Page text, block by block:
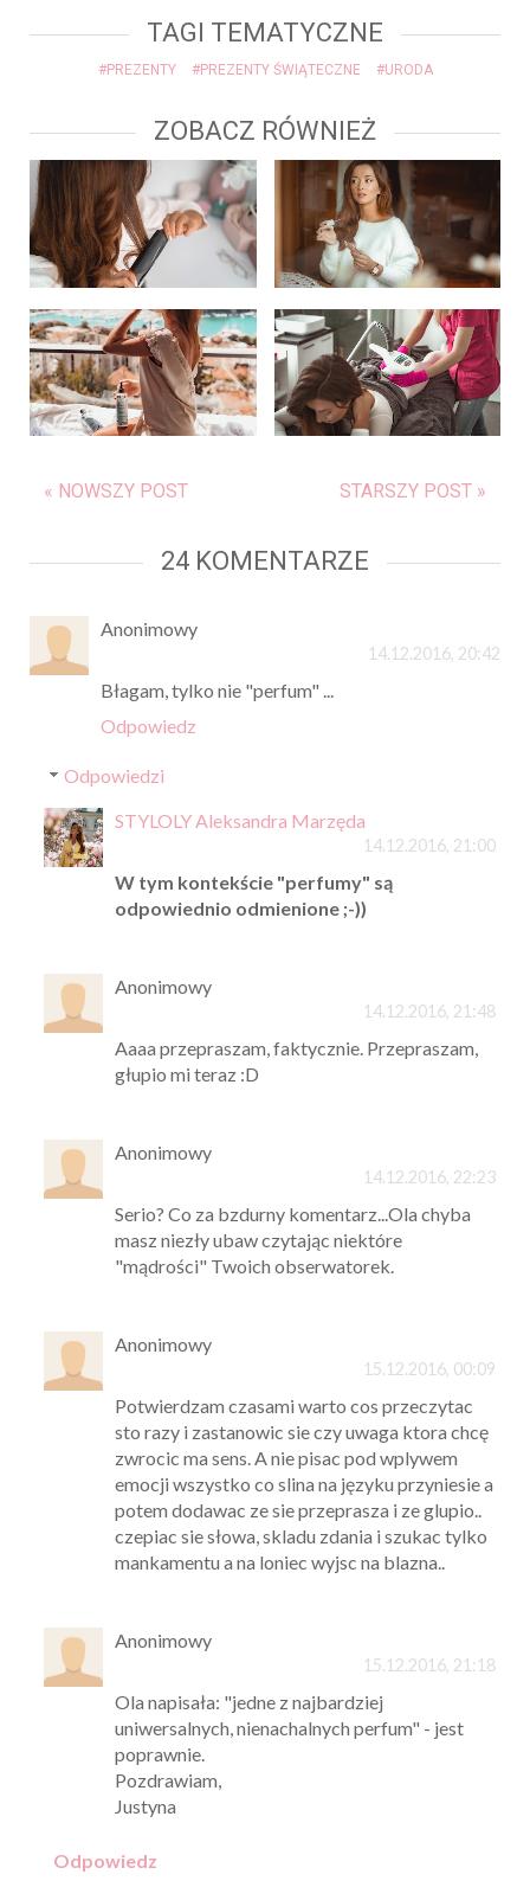
TAGI TEMATYCZNE
#PREZENTY #PREZENTY ŚWIĄTECZNE #URODA
ZOBACZ RÓWNIEŻ
« NOWSZY POST STARSZY POST »
24 KOMENTARZE
Anonimowy
14.12.2016, 20:42
Błagam, tylko nie "perfum" ...
Odpowiedz
Odpowiedzi
STYLOLY Aleksandra Marzęda
14.12.2016, 21:00
W tym kontekście "perfumy" są
odpowiednio odmienione ;-))
Anonimowy
14.12.2016, 21:48
Aaaa przepraszam, faktycznie. Przepraszam,
głupio mi teraz :D
Anonimowy
14.12.2016, 22:23
Serio? Co za bzdurny komentarz...Ola chyba
masz niezły ubaw czytając niektóre
"mądrości" Twoich obserwatorek.
Anonimowy
15.12.2016, 00:09
Potwierdzam czasami warto cos przeczytac
sto razy i zastanowic sie czy uwaga ktora chcę
zwrocic ma sens. A nie pisac pod wplywem
emocji wszystko co slina na języku przyniesie a
potem dodawac ze sie przeprasza i ze glupio..
czepiac sie słowa, skladu zdania i szukac tylko
mankamentu a na loniec wyjsc na blazna..
Anonimowy
15.12.2016, 21:18
Ola napisała: "jedne z najbardziej
uniwersalnych, nienachalnych perfum" - jest
poprawnie.
Pozdrawiam,
Justyna
Odpowiedz